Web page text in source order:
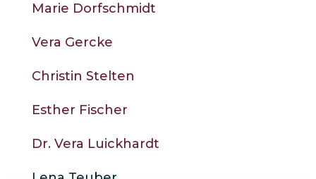
Marie Dorfschmidt
Vera Gercke
Christin Stelten
Esther Fischer
Dr. Vera Luickhardt